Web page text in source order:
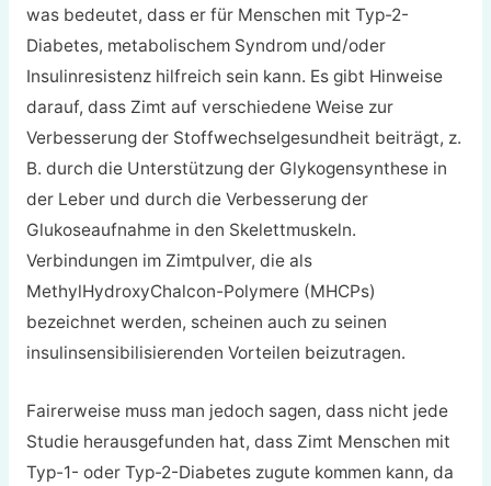
was bedeutet, dass er für Menschen mit Typ-2-
Diabetes, metabolischem Syndrom und/oder
Insulinresistenz hilfreich sein kann. Es gibt Hinweise
darauf, dass Zimt auf verschiedene Weise zur
Verbesserung der Stoffwechselgesundheit beiträgt, z.
B. durch die Unterstützung der Glykogensynthese in
der Leber und durch die Verbesserung der
Glukoseaufnahme in den Skelettmuskeln.
Verbindungen im Zimtpulver, die als
MethylHydroxyChalcon-Polymere (MHCPs)
bezeichnet werden, scheinen auch zu seinen
insulinsensibilisierenden Vorteilen beizutragen.
Fairerweise muss man jedoch sagen, dass nicht jede
Studie herausgefunden hat, dass Zimt Menschen mit
Typ-1- oder Typ-2-Diabetes zugute kommen kann, da